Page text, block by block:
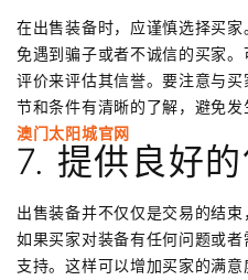
在出售装备时，应谨慎选择买
免遇到骗子或者不诚信的买家
评价来评估其信誉。要注意与
节和条件有清晰的了解，避免发
澳门太阳城官网
7. 提供良好
出售装备并不仅仅是交易的结束
如果买家对装备有任何问题或
支持。这样可以增加买家的满